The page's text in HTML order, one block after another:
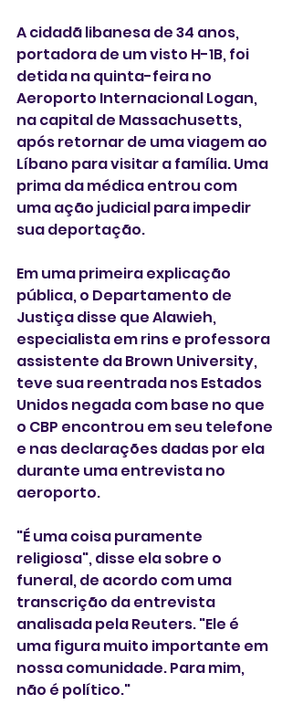
A cidadã libanesa de 34 anos,
portadora de um visto H-1B, foi
detida na quinta-feira no
Aeroporto Internacional Logan,
na capital de Massachusetts,
após retornar de uma viagem ao
Líbano para visitar a família. Uma
prima da médica entrou com
uma ação judicial para impedir
sua deportação.
Em uma primeira explicação
pública, o Departamento de
Justiça disse que Alawieh,
especialista em rins e professora
assistente da Brown University,
teve sua reentrada nos Estados
Unidos negada com base no que
o CBP encontrou em seu telefone
e nas declarações dadas por ela
durante uma entrevista no
aeroporto.
"É uma coisa puramente
religiosa", disse ela sobre o
funeral, de acordo com uma
transcrição da entrevista
analisada pela Reuters. "Ele é
uma figura muito importante em
nossa comunidade. Para mim,
não é político."